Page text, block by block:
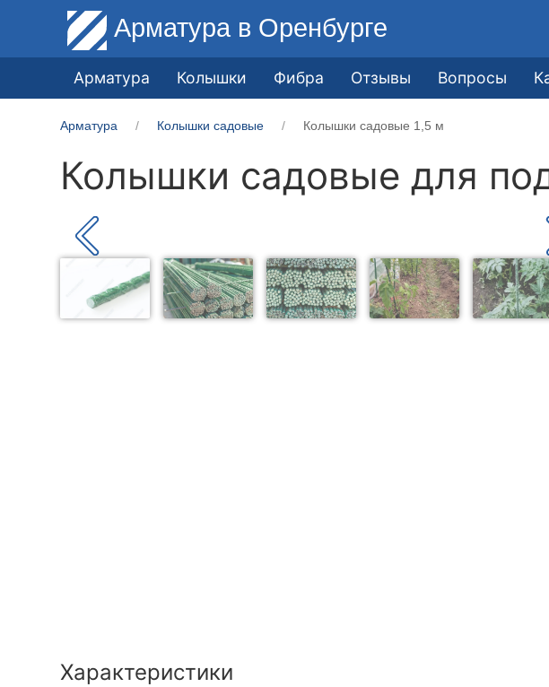
Арматура в Оренбурге
Арматура Колышки Фибра Отзывы Вопросы
Арматура Колышки садовые Колышки садовые 1,5 м
Колышки садовые для
Характеристики